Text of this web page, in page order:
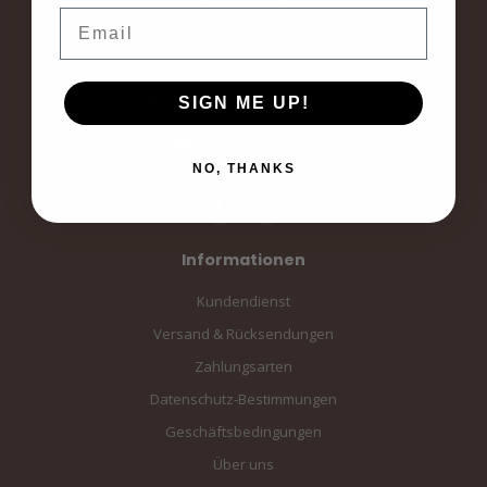
Amersfoort, the Netherlands
Informationen
Kundendienst
Versand & Rücksendungen
Zahlungsarten
Datenschutz-Bestimmungen
Geschäftsbedingungen
Über uns
SIGN ME UP!
NO, THANKS